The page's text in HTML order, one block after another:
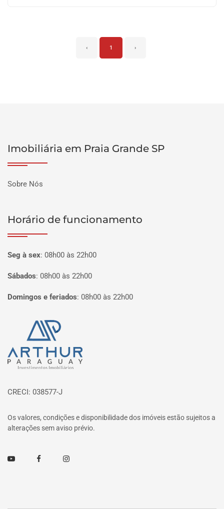
‹ 1 ›
Imobiliária em Praia Grande SP
Sobre Nós
Horário de funcionamento
Seg à sex: 08h00 às 22h00
Sábados: 08h00 às 22h00
Domingos e feriados: 08h00 às 22h00
Página inicial
CRECI: 038577-J
Os valores, condições e disponibilidade dos imóveis estão sujeitos a
alterações sem aviso prévio.
Youtube FacebookInstagram